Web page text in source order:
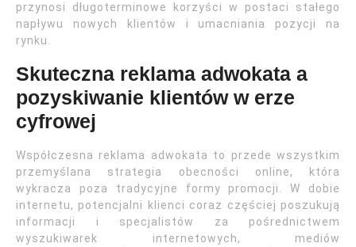
przynosi długoterminowe korzyści w postaci stałego
napływu nowych klientów i umacniania pozycji na
rynku.
Skuteczna reklama adwokata a
pozyskiwanie klientów w erze
cyfrowej
Współczesna reklama adwokata to przede wszystkim
przemyślana strategia obecności online, która
wykracza poza tradycyjne formy promocji. W dobie
internetu, potencjalni klienci coraz częściej poszukują
informacji i specjalistów za pośrednictwem
wyszukiwarek internetowych, mediów